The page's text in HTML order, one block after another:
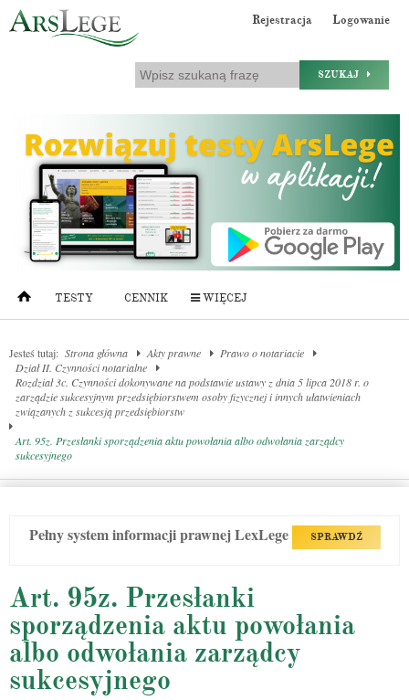
Rejestracja Logowanie
SZUKAJ
TESTY CENNIK WIĘCEJ
Jesteś tutaj: Strona główna Akty prawne
Prawo o notariacie
Dział II. Czynności notarialne
Rozdział 3c. Czynności dokonywane na podstawie ustawy z dnia 5 lipca 2018 r. o
zarządzie sukcesyjnym przedsiębiorstwem osoby fizycznej i innych ułatwieniach
związanych z sukcesją przedsiębiorstw
Art. 95z. Przesłanki sporządzenia aktu powołania albo odwołania zarządcy
sukcesyjnego
Pełny system informacji prawnej LexLege SPRAWDŹ
Art. 95z. Przesłanki
sporządzenia aktu powołania
albo odwołania zarządcy
sukcesyjnego